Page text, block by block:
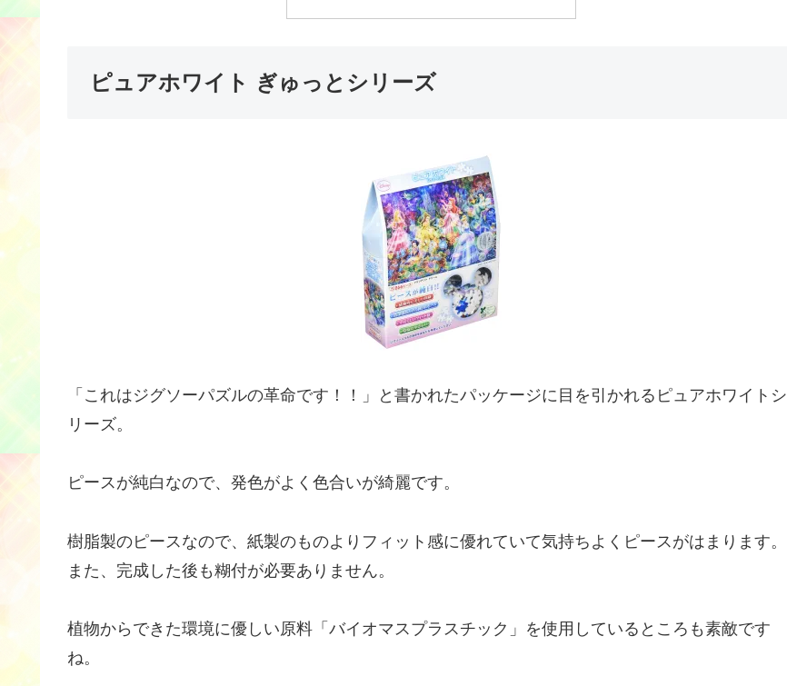
ピュアホワイト ぎゅっとシリーズ
「これはジグソーパズルの革命です！！」と書かれたパッケージに目を引かれるピュアホワイトシ
リーズ。
ピースが純白なので、発色がよく色合いが綺麗です。
樹脂製のピースなので、紙製のものよりフィット感に優れていて気持ちよくピースがはまります。
また、完成した後も糊付が必要ありません。
植物からできた環境に優しい原料「バイオマスプラスチック」を使用しているところも素敵です
ね。